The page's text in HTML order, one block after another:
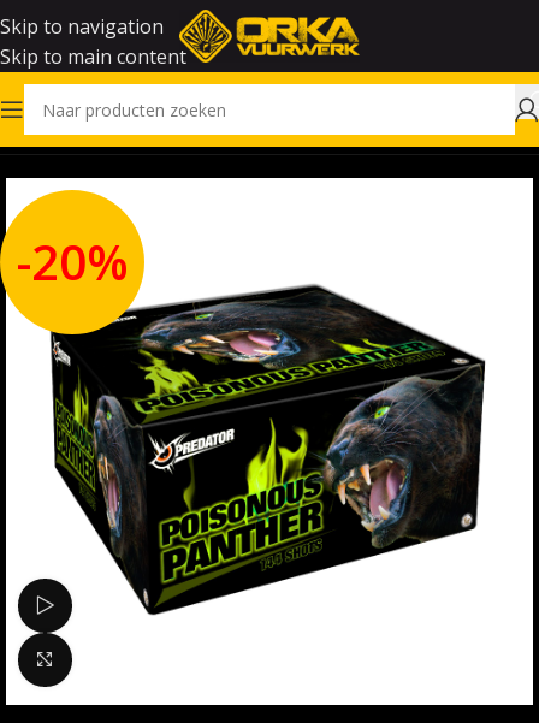
Skip to navigation
Skip to main content
Home Vuurwerk
-20%
Bekijk video
Klik om te vergroten